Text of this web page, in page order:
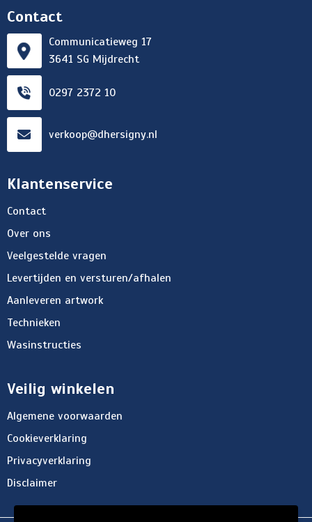
Contact
Communicatieweg 17
3641 SG Mijdrecht
0297 2372 10
verkoop@dhersigny.nl
Klantenservice
Contact
Over ons
Veelgestelde vragen
Levertijden en versturen/afhalen
Aanleveren artwork
Technieken
Wasinstructies
Veilig winkelen
Algemene voorwaarden
Cookieverklaring
Privacyverklaring
Disclaimer